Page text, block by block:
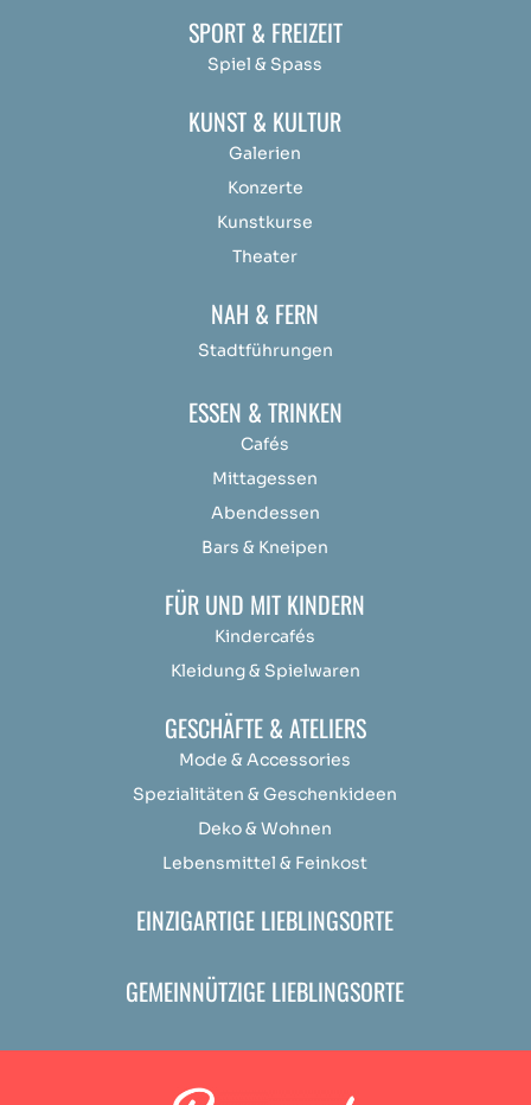
SPORT & FREIZEIT
Spiel & Spass
KUNST & KULTUR
Galerien
Konzerte
Kunstkurse
Theater
NAH & FERN
Stadtführungen
ESSEN & TRINKEN
Cafés
Mittagessen
Abendessen
Bars & Kneipen
FÜR UND MIT KINDERN
Kindercafés
Kleidung & Spielwaren
GESCHÄFTE & ATELIERS
Mode & Accessories
Spezialitäten & Geschenkideen
Deko & Wohnen
Lebensmittel & Feinkost
EINZIGARTIGE LIEBLINGSORTE
GEMEINNÜTZIGE LIEBLINGSORTE